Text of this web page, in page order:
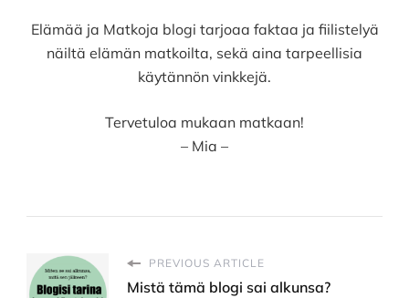
Elämää ja Matkoja blogi tarjoaa faktaa ja fiilistelyä
näiltä elämän matkoilta, sekä aina tarpeellisia
käytännön vinkkejä.
Tervetuloa mukaan matkaan!
– Mia –
PREVIOUS ARTICLE
Mistä tämä blogi sai alkunsa?